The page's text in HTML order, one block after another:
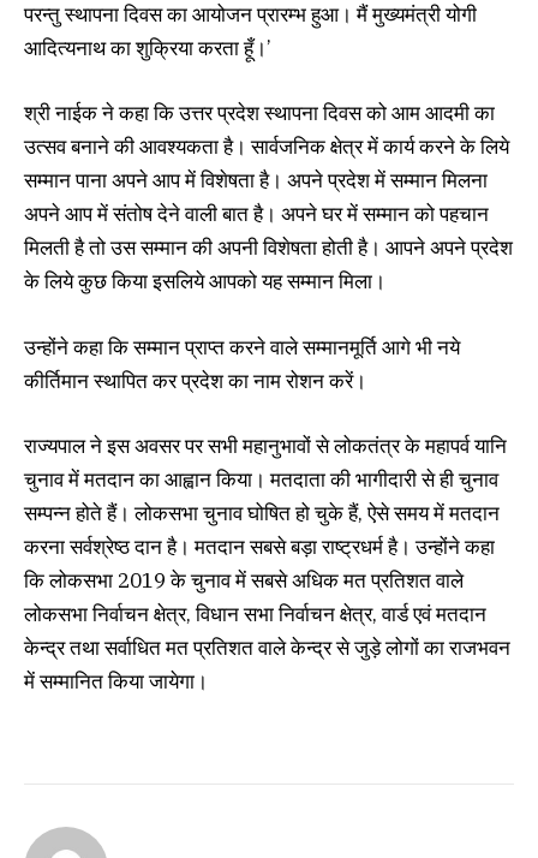
परन्तु स्थापना दिवस का आयोजन प्रारम्भ हुआ। मैं मुख्यमंत्री योगी
आदित्यनाथ का शुक्रिया करता हूँ।’
श्री नाईक ने कहा कि उत्तर प्रदेश स्थापना दिवस को आम आदमी का
उत्सव बनाने की आवश्यकता है। सार्वजनिक क्षेत्र में कार्य करने के लिये
सम्मान पाना अपने आप में विशेषता है। अपने प्रदेश में सम्मान मिलना
अपने आप में संतोष देने वाली बात है। अपने घर में सम्मान को पहचान
मिलती है तो उस सम्मान की अपनी विशेषता होती है। आपने अपने प्रदेश
के लिये कुछ किया इसलिये आपको यह सम्मान मिला।
उन्होंने कहा कि सम्मान प्राप्त करने वाले सम्मानमूर्ति आगे भी नये
कीर्तिमान स्थापित कर प्रदेश का नाम रोशन करें।
राज्यपाल ने इस अवसर पर सभी महानुभावों से लोकतंत्र के महापर्व यानि
चुनाव में मतदान का आह्वान किया। मतदाता की भागीदारी से ही चुनाव
सम्पन्न होते हैं। लोकसभा चुनाव घोषित हो चुके हैं, ऐसे समय में मतदान
करना सर्वश्रेष्ठ दान है। मतदान सबसे बड़ा राष्ट्रधर्म है। उन्होंने कहा
कि लोकसभा 2019 के चुनाव में सबसे अधिक मत प्रतिशत वाले
लोकसभा निर्वाचन क्षेत्र, विधान सभा निर्वाचन क्षेत्र, वार्ड एवं मतदान
केन्द्र तथा सर्वाधित मत प्रतिशत वाले केन्द्र से जुड़े लोगों का राजभवन
में सम्मानित किया जायेगा।